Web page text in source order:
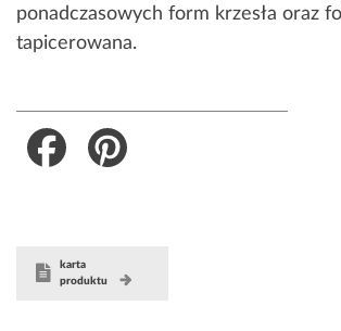
ponadczasowych form krzesła oraz
tapicerowana.
Facebook
karta
produktu